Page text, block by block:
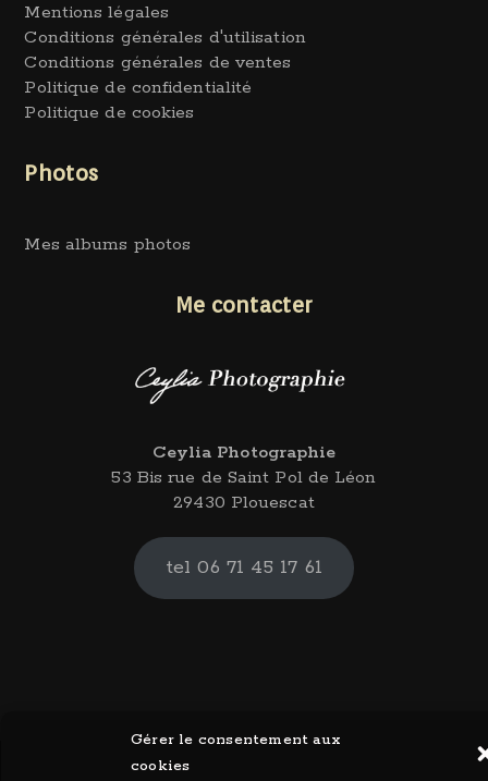
Gérer le consentement aux
cookies
Mentions légales
Conditions générales d'utilisation
Conditions générales de ventes
Politique de confidentialité
Politique de cookies
Photos
Mes albums photos
Me contacter
Ceylia Photographie
53 Bis rue de Saint Pol de Léon
29430 Plouescat
tel 06 71 45 17 61